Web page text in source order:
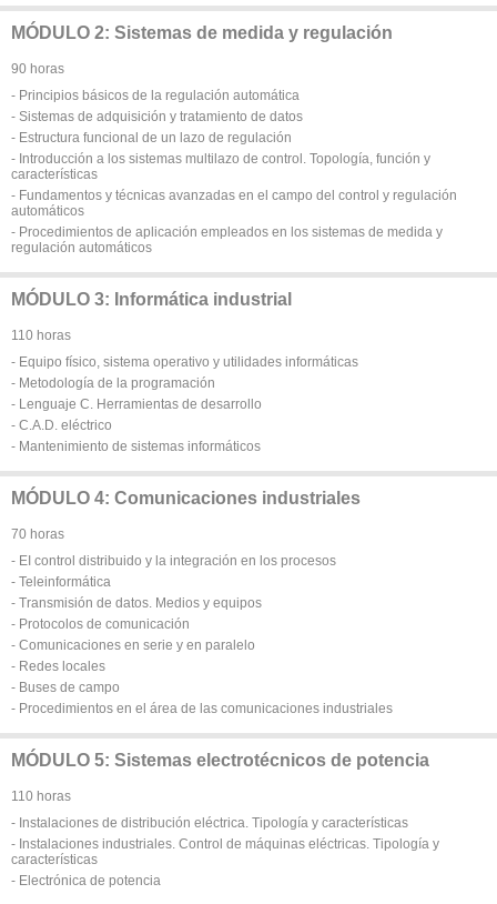
MÓDULO 2: Sistemas de medida y regulación
90 horas
- Principios básicos de la regulación automática
- Sistemas de adquisición y tratamiento de datos
- Estructura funcional de un lazo de regulación
- Introducción a los sistemas multilazo de control. Topología, función y
características
- Fundamentos y técnicas avanzadas en el campo del control y regulación
automáticos
- Procedimientos de aplicación empleados en los sistemas de medida y
regulación automáticos
MÓDULO 3: Informática industrial
110 horas
- Equipo físico, sistema operativo y utilidades informáticas
- Metodología de la programación
- Lenguaje C. Herramientas de desarrollo
- C.A.D. eléctrico
- Mantenimiento de sistemas informáticos
MÓDULO 4: Comunicaciones industriales
70 horas
- EI control distribuido y la integración en los procesos
- Teleinformática
- Transmisión de datos. Medios y equipos
- Protocolos de comunicación
- Comunicaciones en serie y en paralelo
- Redes locales
- Buses de campo
- Procedimientos en el área de las comunicaciones industriales
MÓDULO 5: Sistemas electrotécnicos de potencia
110 horas
- Instalaciones de distribución eléctrica. Tipología y características
- Instalaciones industriales. Control de máquinas eléctricas. Tipología y
características
- Electrónica de potencia